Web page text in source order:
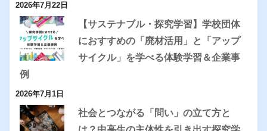
2026年7月22日
【サステナブル・探究学習】学校団体
におすすめの「廃材活用」と「アップ
サイクル」を学べる体験学習＆企業事
例
2026年7月1日
社会とつながる「問い」の立て方と